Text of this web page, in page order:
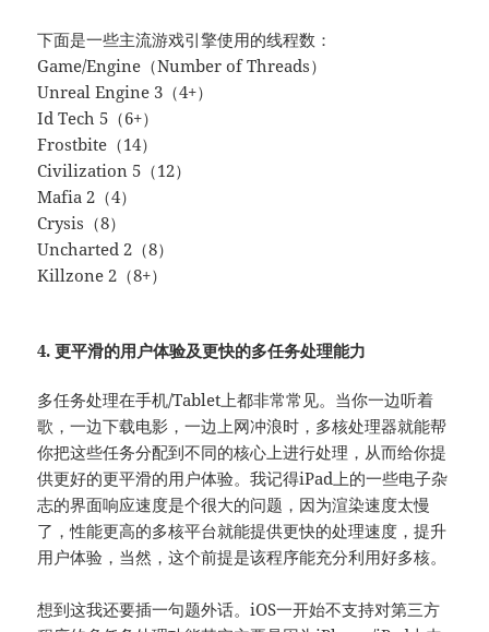
下面是一些主流游戏引擎使用的线程数：
Game/Engine（Number of Threads）
Unreal Engine 3（4+）
Id Tech 5（6+）
Frostbite（14）
Civilization 5（12）
Mafia 2（4）
Crysis（8）
Uncharted 2（8）
Killzone 2（8+）
4. 更平滑的用户体验及更快的多任务处理能力
多任务处理在手机/Tablet上都非常常见。当你一边听着
歌，一边下载电影，一边上网冲浪时，多核处理器就能帮
你把这些任务分配到不同的核心上进行处理，从而给你提
供更好的更平滑的用户体验。我记得iPad上的一些电子杂
志的界面响应速度是个很大的问题，因为渲染速度太慢
了，性能更高的多核平台就能提供更快的处理速度，提升
用户体验，当然，这个前提是该程序能充分利用好多核。
想到这我还要插一句题外话。iOS一开始不支持对第三方